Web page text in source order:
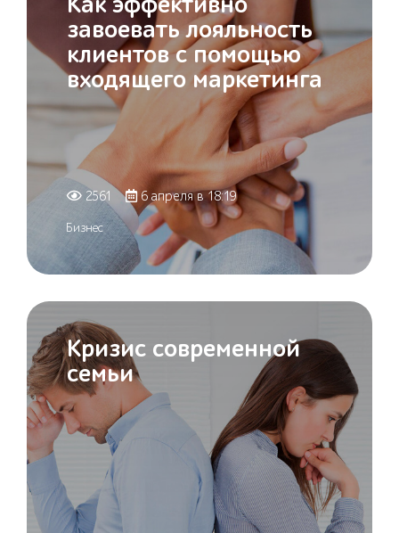
Как эффективно
завоевать лояльность
клиентов с помощью
входящего маркетинга
2561 6 апреля в 18:19
Бизнес
Кризис современной
семьи